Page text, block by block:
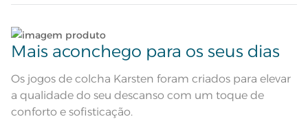
Atributos
Cantos quadrados; Porta-travesseiro
Composição
enchimento: 100% Poliéster
Tamanho Casal
Cor
Lave tipos de tecidos distintos separadamente;
Não lave cores claras e cores escuras no mesmo
ciclo;
Lave as peças no ciclo leve, suave ou delicado de
Mais aconchego para os seus dias
Os jogos de colcha Karsten foram criados para elevar
a qualidade do seu descanso com um toque de
conforto e sofisticação.